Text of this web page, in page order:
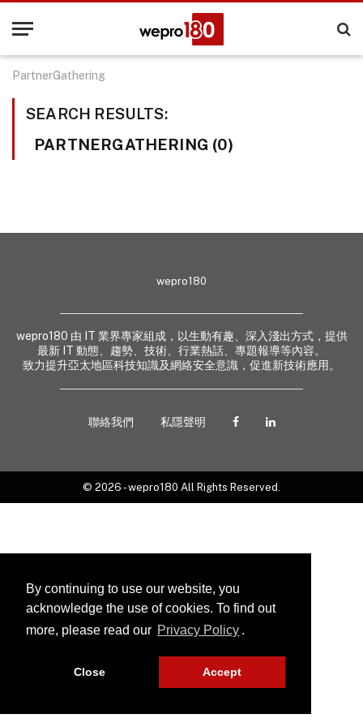
By continuing to use our website, you
acknowledge the use of cookies. To find out
more, please read our Privacy Policy .
Close Accept
PartnerGathering
SEARCH RESULTS:
PARTNERGATHERING (0)
wepro180
wepro180 由 IT 業界專家組成，以生動有趣、深入淺出方式，提供
最新 IT 動態、趨勢、技術、行業熱話、專題報導等內容。
致力提升亞太地區科技知識及網絡安全意識，促進新技術應用。
聯絡我們 私隱聲明
© 2026 - wepro180 All Rights Reserved.